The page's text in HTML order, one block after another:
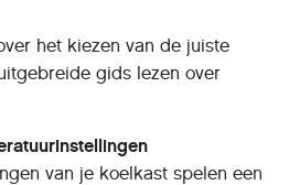
het kiezen van de juiste
gids lezen over
van je koelkast spelen een